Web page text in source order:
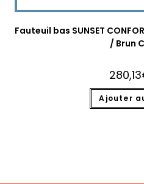
Fauteuil bas SUNSET
/ Brun
280,13
Ajouter